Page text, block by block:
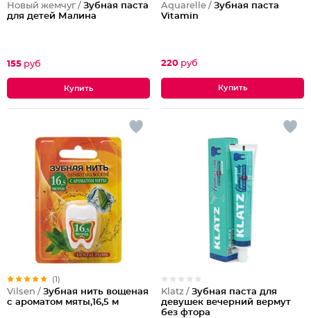
Новый жемчуг / Зубная паста
для детей Малина
155 руб
Aquarelle / Зубная паста
Vitamin
220 руб
(1)
Vilsen / Зубная нить вощеная
с ароматом мяты,16,5 м
Klatz / Зубная паста для
девушек вечерний вермут
без фтора